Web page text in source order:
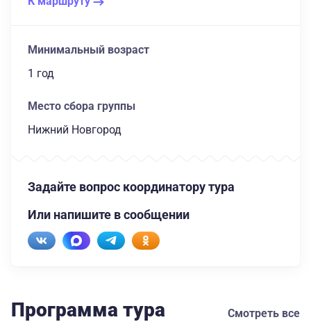
Минимальный возраст
1 год
Место сбора группы
Нижний Новгород
Задайте вопрос координатору тура
Или напишите в сообщении
Программа тура Смотреть все